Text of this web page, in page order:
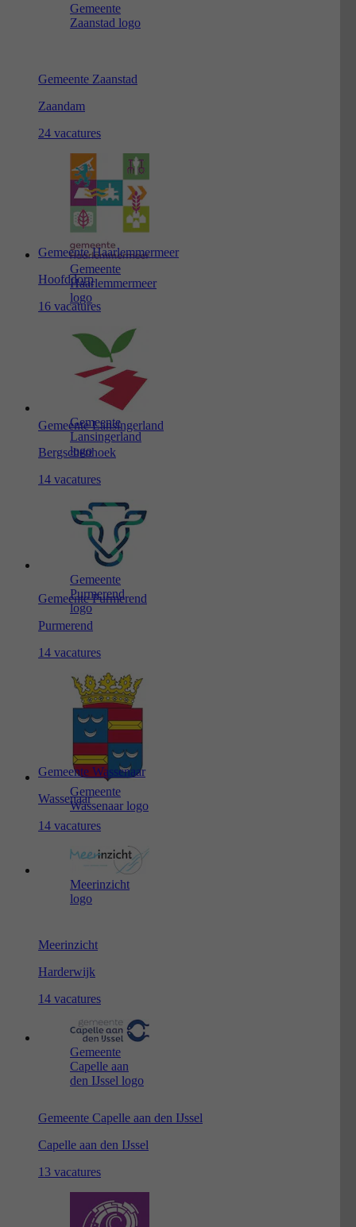
Gemeente
Zaanstad logo
Gemeente Zaanstad
Zaandam
24 vacatures
Gemeente
Haarlemmermeer
logo
Gemeente Haarlemmermeer
Hoofddorp
16 vacatures
Gemeente
Lansingerland
logo
Gemeente Lansingerland
Bergschenhoek
14 vacatures
Gemeente
Purmerend
logo
Gemeente Purmerend
Purmerend
14 vacatures
Gemeente
Wassenaar logo
Gemeente Wassenaar
Wassenaar
14 vacatures
Meerinzicht
logo
Meerinzicht
Harderwijk
14 vacatures
Gemeente
Capelle aan
den IJssel logo
Gemeente Capelle aan den IJssel
Capelle aan den IJssel
13 vacatures